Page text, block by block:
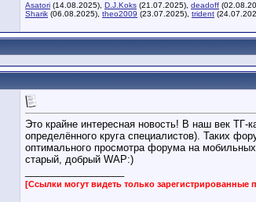
Asatori (14.08.2025), D.J.Koks (21.07.2025), deadoff
Sharik (06.08.2025), theo2009 (23.07.2025), trident
Это крайне интересная новость! В наш век
определённого круга специалистов). Таких
оптимального просмотра форума на
старый, добрый WAP:)
[Ссылки могут видеть только зарегистрированные